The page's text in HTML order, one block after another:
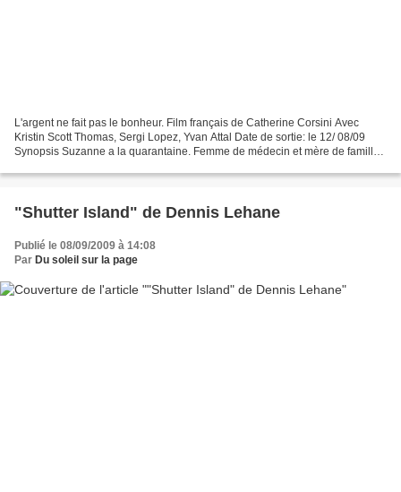
L'argent ne fait pas le bonheur. Film français de Catherine Corsini Avec
Kristin Scott Thomas, Sergi Lopez, Yvan Attal Date de sortie: le 12/ 08/09
Synopsis Suzanne a la quarantaine. Femme de médecin et mère de famille,
"Shutter Island" de Dennis Lehane
Publié le 08/09/2009 à 14:08
Par Du soleil sur la page